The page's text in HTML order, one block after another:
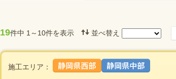
19件中 1～10件を表示 並べ替え
施工エリア：